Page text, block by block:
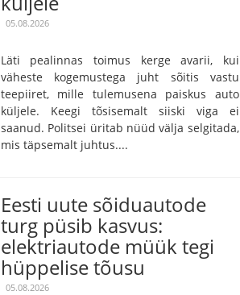
05.08.2026
Läti pealinnas toimus kerge avarii, kui
väheste kogemustega juht sõitis vastu
teepiiret, mille tulemusena paiskus auto
küljele. Keegi tõsisemalt siiski viga ei
saanud. Politsei üritab nüüd välja selgitada,
mis täpsemalt juhtus....
Eesti uute sõiduautode
turg püsib kasvus:
elektriautode müük tegi
hüppelise tõusu
05.08.2026